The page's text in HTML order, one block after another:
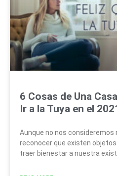
6 Cosas de Una
Ir a la Tuya en el
Aunque no nos
reconocer que existen
traer bienestar a nuestra